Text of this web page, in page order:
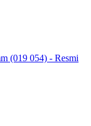
(019 054) - Resmi